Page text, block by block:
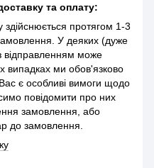
та оплату:
здійснюється протягом 1-3
У деяких (дуже
відправленням може
випадках ми обов'язково
є особливі вимоги щодо
повідомити про них
замовлення, або
до замовлення.